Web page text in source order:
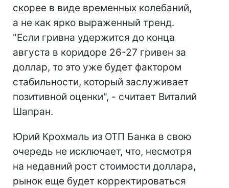
скорее в виде временных колебаний,
а не как ярко выраженный тренд.
"Если гривна удержится до конца
августа в коридоре 26-27 гривен за
доллар, то это уже будет фактором
стабильности, который заслуживает
позитивной оценки", - считает Виталий
Шапран.
Юрий Крохмаль из ОТП Банка в свою
очередь не исключает, что, несмотря
на недавний рост стоимости доллара,
рынок еще будет корректироваться